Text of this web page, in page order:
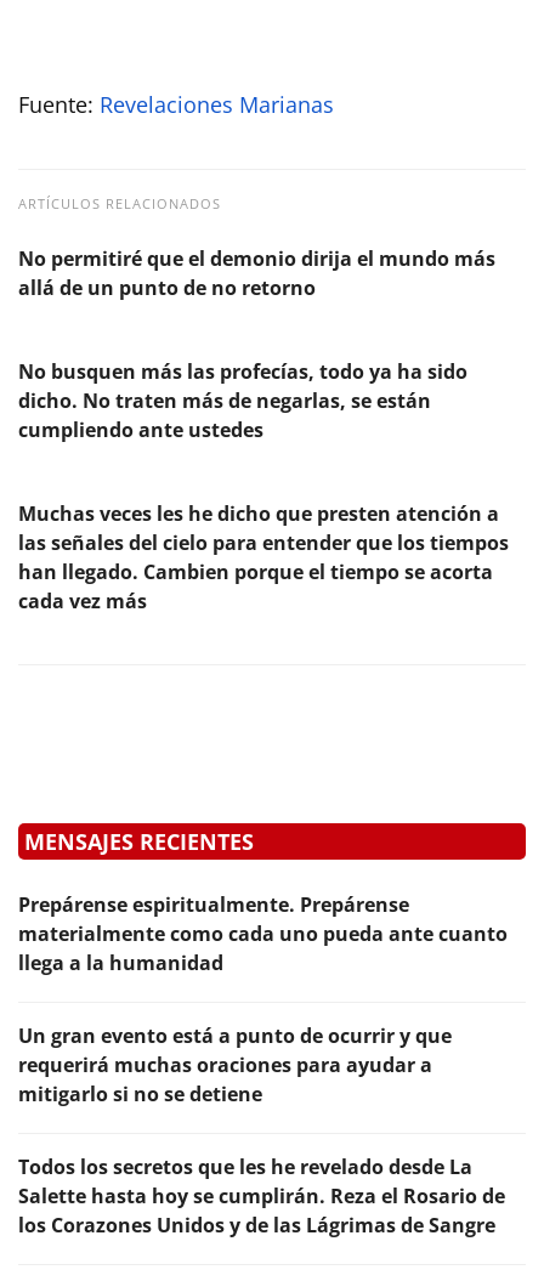
Fuente: Revelaciones Marianas
ARTÍCULOS RELACIONADOS
No permitiré que el demonio dirija el mundo más
allá de un punto de no retorno
No busquen más las profecías, todo ya ha sido
dicho. No traten más de negarlas, se están
cumpliendo ante ustedes
Muchas veces les he dicho que presten atención a
las señales del cielo para entender que los tiempos
han llegado. Cambien porque el tiempo se acorta
cada vez más
MENSAJES RECIENTES
Prepárense espiritualmente. Prepárense
materialmente como cada uno pueda ante cuanto
llega a la humanidad
Un gran evento está a punto de ocurrir y que
requerirá muchas oraciones para ayudar a
mitigarlo si no se detiene
Todos los secretos que les he revelado desde La
Salette hasta hoy se cumplirán. Reza el Rosario de
los Corazones Unidos y de las Lágrimas de Sangre